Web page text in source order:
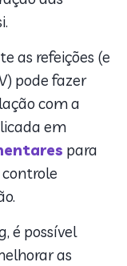
as refeições (e
pode fazer
com a
em
para
é possível
as